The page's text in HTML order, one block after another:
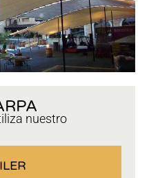
nuestro